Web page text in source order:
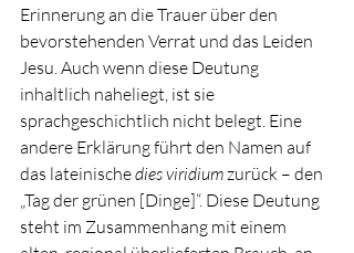
Erinnerung an die Trauer über den
bevorstehenden Verrat und das Leiden
Jesu. Auch wenn diese Deutung
inhaltlich naheliegt, ist sie
sprachgeschichtlich nicht belegt. Eine
andere Erklärung führt den Namen auf
das lateinische dies viridium zurück – den
„Tag der grünen [Dinge]“. Diese Deutung
steht im Zusammenhang mit einem